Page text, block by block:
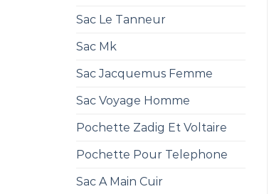
Sac Le Tanneur
Sac Mk
Sac Jacquemus Femme
Sac Voyage Homme
Pochette Zadig Et Voltaire
Pochette Pour Telephone
Sac A Main Cuir